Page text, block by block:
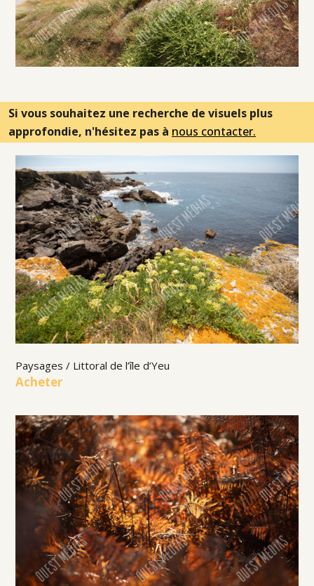
Si vous souhaitez une recherche de visuels plus
approfondie, n'hésitez pas à nous contacter.
Paysages / Littoral de l’île d’Yeu
Acheter